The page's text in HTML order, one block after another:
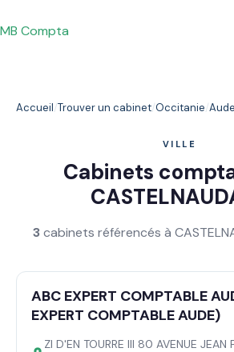
au
contenu
MB Compta
Accueil Trouver un cabinet Occitanie Aude
VILLE
Cabinets
3cabinets référencés à
ABC EXPERT COMPTABLE
EXPERT COMPTABLE AUDE)
ZI D'EN TOURRE III 80 AVENUE JEAN